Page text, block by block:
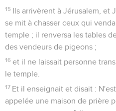
15 Ils arrivèrent à Jérusalem, et
se mit à chasser ceux qui
temple ; il renversa les tables
des vendeurs de pigeons ;
16 et il ne laissait personne
le temple.
17 Et il enseignait et disait :
appelée une maison de prière